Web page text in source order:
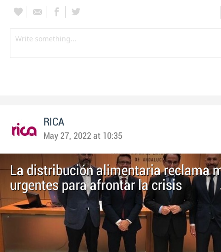
RICA
May 27, 2022 at 10:35
La distribución alimentaria reclama
urgentes para afrontar la crisis